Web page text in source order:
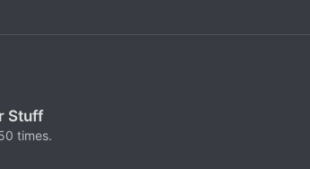
Stuff
times.